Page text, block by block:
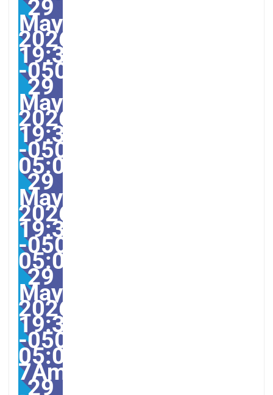
29
May
2026
19:31:02
-
29
May
2026
19:31:02
-0500-
05:00America/
29
May
2026
19:31:02
-0500-
05:000231#/31Fri,
29
May
2026
19:31:02
-0500-
05:00-
7America/
29